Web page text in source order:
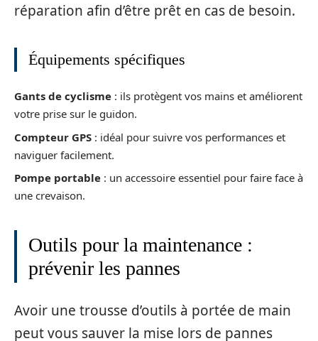
réparation afin d’être prêt en cas de besoin.
Équipements spécifiques
Gants de cyclisme : ils protègent vos mains et améliorent
votre prise sur le guidon.
Compteur GPS : idéal pour suivre vos performances et
naviguer facilement.
Pompe portable : un accessoire essentiel pour faire face à
une crevaison.
Outils pour la maintenance :
prévenir les pannes
Avoir une trousse d’outils à portée de main
peut vous sauver la mise lors de pannes